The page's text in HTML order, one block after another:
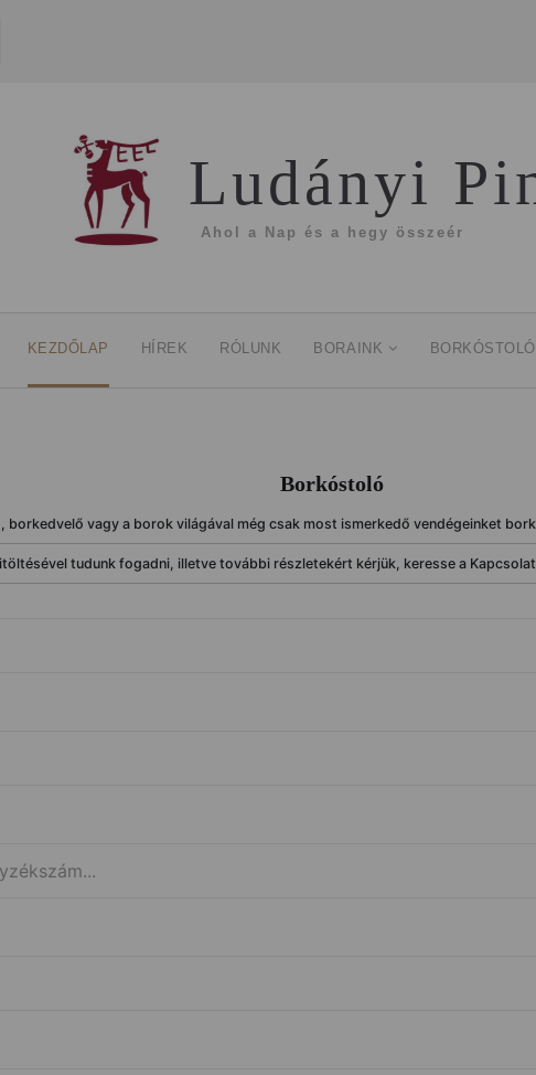
Ludányi
Ahol a Nap és a hegy összeér
KEZDŐLAP HÍREK RÓLUNK BORAINK BORKÓSTOLÓ
Borkóstoló
vagy a borok világával még csak most ismerkedő vendégeinket
tudunk fogadni, illetve további részletekért kérjük, keresse a